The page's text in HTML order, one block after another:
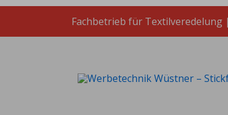
Zum
springen
Fachbetrieb für Textilveredelung